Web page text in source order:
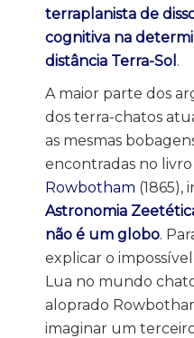
terraplanista de
cognitiva na
distância Terra-Sol .
A maior parte dos
dos terra-chatos
as mesmas
encontradas no
Rowbotham (1865),
Astronomia
não é um globo.
explicar o
Lua no mundo
aloprado
imaginar um